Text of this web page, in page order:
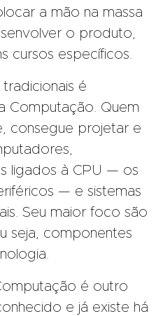
a mão na massa
o produto,
cursos específicos.
é
Computação. Quem
consegue projetar e
ligados à CPU — os
— e sistemas
Seu maior foco são
seja, componentes
é outro
e já existe há